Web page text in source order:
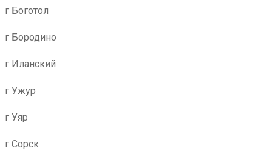
г Боготол
г Бородино
г Иланский
г Ужур
г Уяр
г Сорск